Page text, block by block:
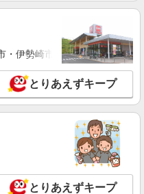
〜翌5:00：時給1475円 高校
中区栄1-4-9 ＠STEPビル
詳細を見る
フ（簡単な接客・調理・清
区大須3丁目30番27号
・伊勢崎市・太田市・館林市
とりあえずキープ
とりあえずキープ